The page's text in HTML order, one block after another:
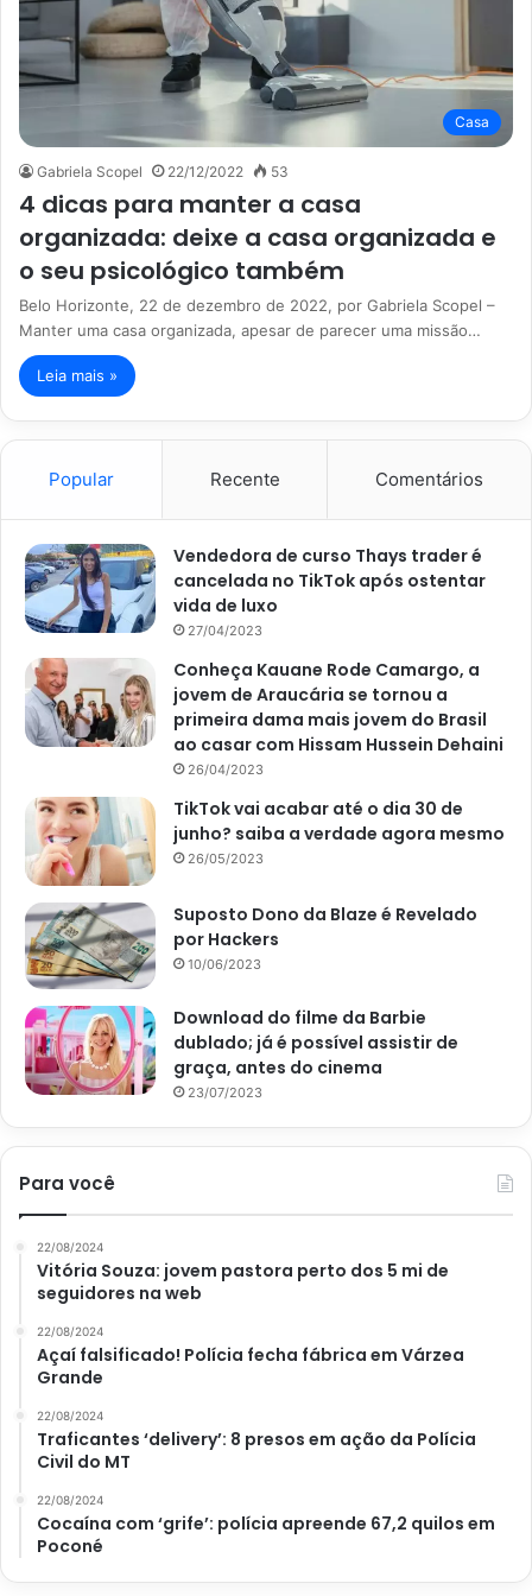
Casa
Gabriela Scopel 22/12/2022 53
4 dicas para manter a casa
organizada: deixe a casa organizada e
o seu psicológico também
Belo Horizonte, 22 de dezembro de 2022, por Gabriela Scopel –
Manter uma casa organizada, apesar de parecer uma missão…
Leia mais »
Popular Recente Comentários
Vendedora de curso Thays trader é
cancelada no TikTok após ostentar
vida de luxo
27/04/2023
Conheça Kauane Rode Camargo, a
jovem de Araucária se tornou a
primeira dama mais jovem do Brasil
ao casar com Hissam Hussein Dehaini
26/04/2023
TikTok vai acabar até o dia 30 de
junho? saiba a verdade agora mesmo
26/05/2023
Suposto Dono da Blaze é Revelado
por Hackers
10/06/2023
Download do filme da Barbie
dublado; já é possível assistir de
graça, antes do cinema
23/07/2023
Para você
22/08/2024
Vitória Souza: jovem pastora perto dos 5 mi de
seguidores na web
22/08/2024
Açaí falsificado! Polícia fecha fábrica em Várzea
Grande
22/08/2024
Traficantes ‘delivery’: 8 presos em ação da Polícia
Civil do MT
22/08/2024
Cocaína com ‘grife’: polícia apreende 67,2 quilos em
Poconé